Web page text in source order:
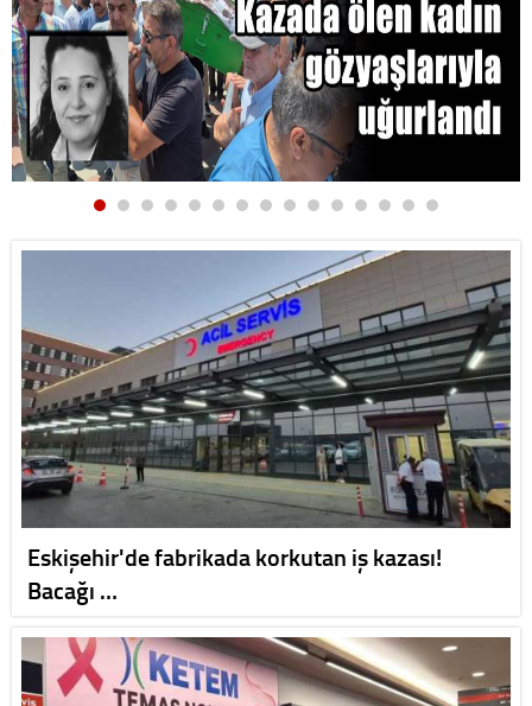
Eskişehir'de fabrikada korkutan iş kazası!
Bacağı …